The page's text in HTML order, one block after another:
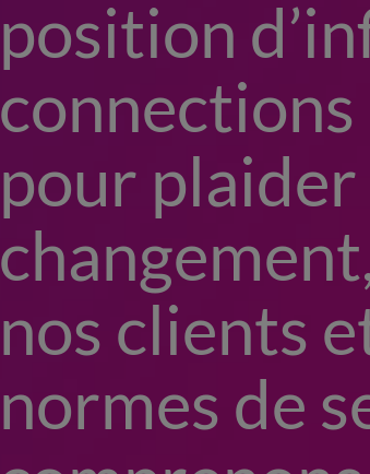
position
connections
pour
nos clients
normes de